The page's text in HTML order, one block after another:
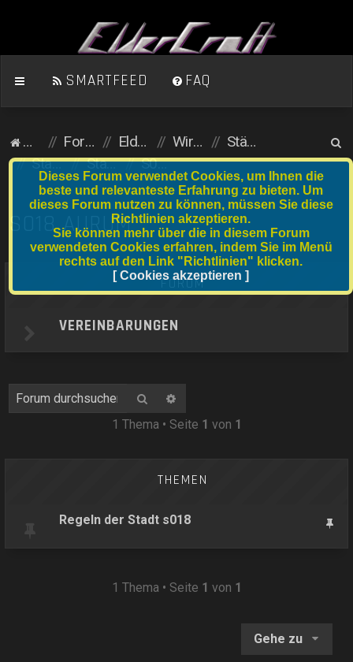
SMARTFEED FAQ
Homepage
Foren-Übersicht ElderCraft (Minecraft) Wirtschaftsserver
Städte und Anfängergrundstücke
Stadtserver
Stadtnummer S001 bis S020 S018 Aurum
u
S018 AURUM
FORUM
VEREINBARUNGEN
Suche
1 Thema • Seite 1 von 1
THEMEN
Regeln der Stadt s018
1 Thema • Seite 1 von 1
Gehe zu
Dieses Forum verwendet Cookies, um Ihnen die
beste und relevanteste Erfahrung zu bieten. Um
dieses Forum nutzen zu können, müssen Sie diese
Richtlinien akzeptieren.
Sie können mehr über die in diesem Forum
verwendeten Cookies erfahren, indem Sie im Menü
rechts auf den Link "Richtlinien" klicken.
[ Cookies akzeptieren ]